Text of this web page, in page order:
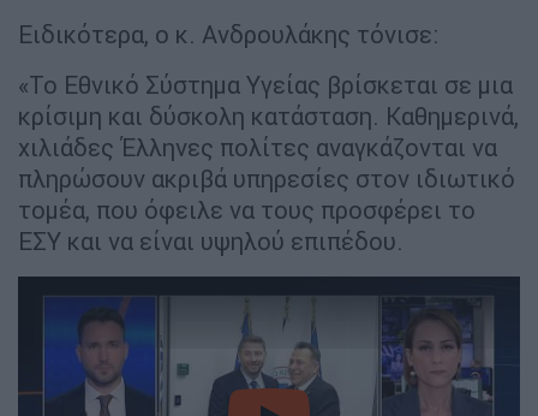
Ειδικότερα, ο κ. Ανδρουλάκης τόνισε:
«Το Εθνικό Σύστημα Υγείας βρίσκεται σε μια
κρίσιμη και δύσκολη κατάσταση. Καθημερινά,
χιλιάδες Έλληνες πολίτες αναγκάζονται να
πληρώσουν ακριβά υπηρεσίες στον ιδιωτικό
τομέα, που όφειλε να τους προσφέρει το
ΕΣΥ και να είναι υψηλού επιπέδου.